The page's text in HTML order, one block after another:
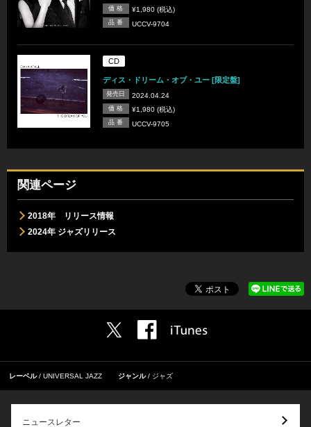
価 格 ¥1,980 (税込)
品 番 UCCV-9704
CD
ディス・ドリーム・オブ・ユー [限定盤]
発売日 2024.04.24
価 格 ¥1,980 (税込)
品 番 UCCV-9705
関連ページ
2018年 リリース情報
2024年 ジャズリリース
レーベル UNIVERSAL JAZZ ジャンル ジャズ
ニュースレター